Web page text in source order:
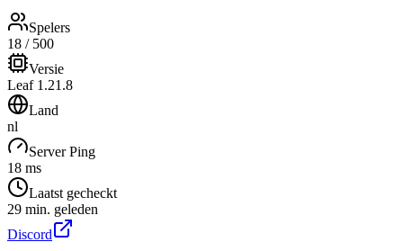
Spelers
18 / 500
Versie
Leaf 1.21.8
Land
nl
Server Ping
18 ms
Laatst gecheckt
29 min. geleden
Discord